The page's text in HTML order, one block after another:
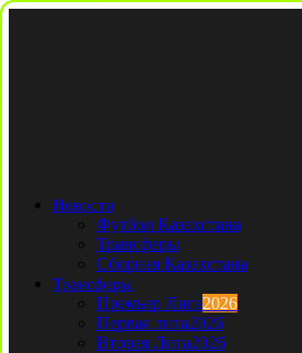
Новости
Футбол Казахстана
Трансферы
Сборная Казахстана
Трансферы
Премьер Лига2026
Первая лига2026
Вторая Лига2026